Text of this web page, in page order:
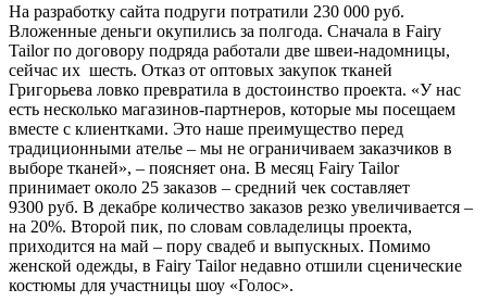
На разработку сайта подруги потратили 230 000 руб.
Вложенные деньги окупились за полгода. Сначала в Fairy
Tailor по договору подряда работали две швеи-надомницы,
сейчас их шесть. Отказ от оптовых закупок тканей
Григорьева ловко превратила в достоинство проекта. «У нас
есть несколько магазинов-партнеров, которые мы посещаем
вместе с клиентками. Это наше преимущество перед
традиционными ателье – мы не ограничиваем заказчиков в
выборе тканей», – поясняет она. В месяц Fairy Tailor
принимает около 25 заказов – средний чек составляет
9300 руб. В декабре количество заказов резко увеличивается –
на 20%. Второй пик, по словам совладелицы проекта,
приходится на май – пору свадеб и выпускных. Помимо
женской одежды, в Fairy Tailor недавно отшили сценические
костюмы для участницы шоу «Голос».